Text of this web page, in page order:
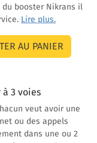
booster Nikrans il
Lire plus.
3 voies
veut avoir une
ou des appels
dans une ou 2